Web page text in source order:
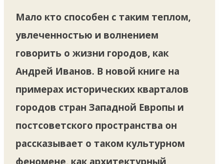
Мало кто способен с таким теплом,
увлеченностью и волнением
говорить о жизни городов, как
Андрей Иванов. В новой книге на
примерах исторических кварталов
городов стран Западной Европы и
постсоветского пространства он
рассказывает о таком культурном